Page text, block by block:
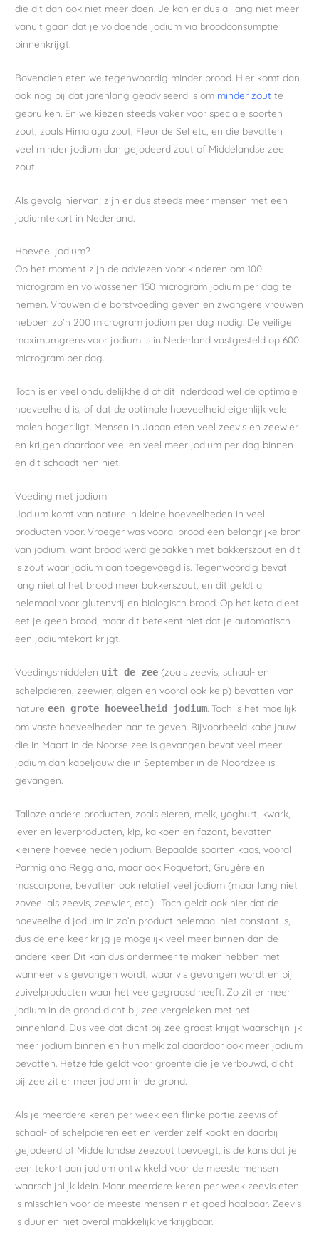
die dit dan ook niet meer doen. Je kan er dus al lang niet meer
vanuit gaan dat je voldoende jodium via broodconsumptie
binnenkrijgt.
Bovendien eten we tegenwoordig minder brood. Hier komt dan
ook nog bij dat jarenlang geadviseerd is om minder zout te
gebruiken. En we kiezen steeds vaker voor speciale soorten
zout, zoals Himalaya zout, Fleur de Sel etc, en die bevatten
veel minder jodium dan gejodeerd zout of Middelandse zee
zout.
Als gevolg hiervan, zijn er dus steeds meer mensen met een
jodiumtekort in Nederland.
Hoeveel jodium?
Op het moment zijn de adviezen voor kinderen om 100
microgram en volwassenen 150 microgram jodium per dag te
nemen. Vrouwen die borstvoeding geven en zwangere vrouwen
hebben zo’n 200 microgram jodium per dag nodig. De veilige
maximumgrens voor jodium is in Nederland vastgesteld op 600
microgram per dag.
Toch is er veel onduidelijkheid of dit inderdaad wel de optimale
hoeveelheid is, of dat de optimale hoeveelheid eigenlijk vele
malen hoger ligt. Mensen in Japan eten veel zeevis en zeewier
en krijgen daardoor veel en veel meer jodium per dag binnen
en dit schaadt hen niet.
Voeding met jodium
Jodium komt van nature in kleine hoeveelheden in veel
producten voor. Vroeger was vooral brood een belangrijke bron
van jodium, want brood werd gebakken met bakkerszout en dit
is zout waar jodium aan toegevoegd is. Tegenwoordig bevat
lang niet al het brood meer bakkerszout, en dit geldt al
helemaal voor glutenvrij en biologisch brood. Op het keto dieet
eet je geen brood, maar dit betekent niet dat je automatisch
een jodiumtekort krijgt.
Voedingsmiddelen uit de zee (zoals zeevis, schaal- en
schelpdieren, zeewier, algen en vooral ook kelp) bevatten van
natureeen grote hoeveelheid jodium. Toch is het moeilijk
om vaste hoeveelheden aan te geven. Bijvoorbeeld kabeljauw
die in Maart in de Noorse zee is gevangen bevat veel meer
jodium dan kabeljauw die in September in de Noordzee is
gevangen.
Talloze andere producten, zoals eieren, melk, yoghurt, kwark,
lever en leverproducten, kip, kalkoen en fazant, bevatten
kleinere hoeveelheden jodium. Bepaalde soorten kaas, vooral
Parmigiano Reggiano, maar ook Roquefort, Gruyère en
mascarpone, bevatten ook relatief veel jodium (maar lang niet
zoveel als zeevis, zeewier, etc.). Toch geldt ook hier dat de
hoeveelheid jodium in zo’n product helemaal niet constant is,
dus de ene keer krijg je mogelijk veel meer binnen dan de
andere keer. Dit kan dus ondermeer te maken hebben met
wanneer vis gevangen wordt, waar vis gevangen wordt en bij
zuivelproducten waar het vee gegraasd heeft. Zo zit er meer
jodium in de grond dicht bij zee vergeleken met het
binnenland. Dus vee dat dicht bij zee graast krijgt waarschijnlijk
meer jodium binnen en hun melk zal daardoor ook meer jodium
bevatten. Hetzelfde geldt voor groente die je verbouwd, dicht
bij zee zit er meer jodium in de grond.
Als je meerdere keren per week een flinke portie zeevis of
schaal- of schelpdieren eet en verder zelf kookt en daarbij
gejodeerd of Middellandse zeezout toevoegt, is de kans dat je
een tekort aan jodium ontwikkeld voor de meeste mensen
waarschijnlijk klein. Maar meerdere keren per week zeevis eten
is misschien voor de meeste mensen niet goed haalbaar. Zeevis
is duur en niet overal makkelijk verkrijgbaar.